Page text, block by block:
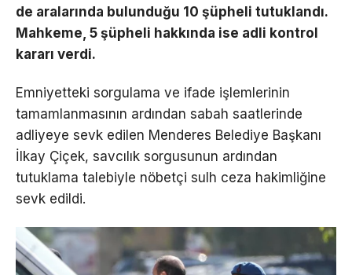
de aralarında bulunduğu 10 şüpheli tutuklandı.
Mahkeme, 5 şüpheli hakkında ise adli kontrol
kararı verdi.
Emniyetteki sorgulama ve ifade işlemlerinin
tamamlanmasının ardından sabah saatlerinde
adliyeye sevk edilen Menderes Belediye Başkanı
İlkay Çiçek, savcılık sorgusunun ardından
tutuklama talebiyle nöbetçi sulh ceza hakimliğine
sevk edildi.